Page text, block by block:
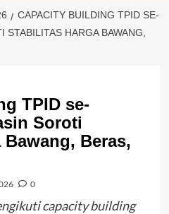
CAPACITY BUILDING TPID SE-
HARGA BAWANG,
TPID se-
Soroti
Beras,
0
capacity building